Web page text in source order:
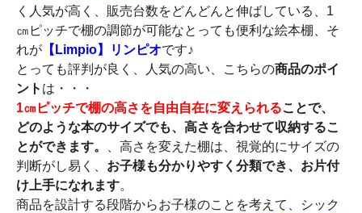
く人気が高く、販売台数をどんどんと伸ばしている、1
㎝ピッチで棚の調節が可能なとっても便利な絵本棚、そ
れが 【Limpio】リンピオです♪
とっても評判が良く、人気の高い、こちらの商品のポイ
ント は・・・
1㎝ピッチで棚の高さを自由自在に変えられることで、
どのような本のサイズでも、高さを合わせて収納するこ
とができます。
、高さを変えた棚は、視覚的にサイズの
判断がし易く、 お子様も分かりやすく分類でき、お片付
け上手になれます。
商品を設計する段階からお子様のことを考えて、シック